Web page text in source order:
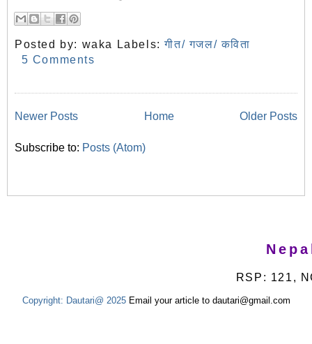
Posted by: waka Labels:गीत/ गजल/ कविता
5 Comments
Newer Posts Older Posts
Home
Subscribe to: Posts (Atom)
RSP: 121,
Copyright: Dautari@ 2025 Email your article to dautari@gmail.com